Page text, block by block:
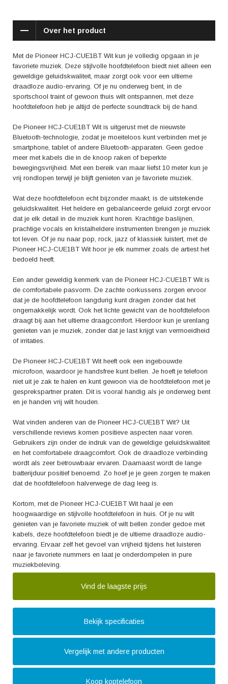
zonder dat je last krijgt van vermoeidheid of irritaties.
De Pioneer HCJ-CUE1BT Wit heeft ook een ingebouwde microfoon,
waardoor je handsfree kunt bellen. Je hoeft je telefoon niet uit je zak te
halen en kunt gewoon via de hoofdtelefoon met je gesprekspartner
praten. Dit is vooral handig als je onderweg bent en je handen vrij wilt
houden.
reviews komen positieve aspecten naar voren. Gebruikers zijn onder de
indruk van de geweldige geluidskwaliteit en het comfortabele
draagcomfort. Ook de draadloze verbinding wordt als zeer betrouwbaar
ervaren. Daarnaast wordt de lange batterijduur positief benoemd. Zo
hoef je je geen zorgen te maken dat de hoofdtelefoon halverwege de
dag leeg is.
Kortom, met de Pioneer HCJ-CUE1BT Wit haal je een hoogwaardige en
stijlvolle hoofdtelefoon in huis. Of je nu wilt genieten van je favoriete
muziek of wilt bellen zonder gedoe met kabels, deze hoofdtelefoon biedt
je de ultieme draadloze audio-ervaring. Ervaar zelf het gevoel van
vrijheid tijdens het luisteren naar je favoriete nummers en laat je
onderdompelen in pure muziekbeleving.
Over het product
Met de Pioneer HCJ-CUE1BT Wit kun je volledig opgaan in je
favoriete muziek. Deze stijlvolle hoofdtelefoon biedt niet alleen een
geweldige geluidskwaliteit, maar zorgt ook voor een ultieme
draadloze audio-ervaring. Of je nu onderweg bent, in de
sportschool traint of gewoon thuis wilt ontspannen, met deze
hoofdtelefoon heb je altijd de perfecte soundtrack bij de hand.
De Pioneer HCJ-CUE1BT Wit is uitgerust met de nieuwste
Bluetooth-technologie, zodat je moeiteloos kunt verbinden met je
smartphone, tablet of andere Bluetooth-apparaten. Geen gedoe
meer met kabels die in de knoop raken of beperkte
bewegingsvrijheid. Met een bereik van maar liefst 10 meter kun je
vrij rondlopen terwijl je blijft genieten van je favoriete muziek.
Wat deze hoofdtelefoon echt bijzonder maakt, is de uitstekende
geluidskwaliteit. Het heldere en gebalanceerde geluid zorgt ervoor
dat je elk detail in de muziek kunt horen. Krachtige baslijnen,
prachtige vocals en kristalheldere instrumenten brengen je muziek
tot leven. Of je nu naar pop, rock, jazz of klassiek luistert, met de
Pioneer HCJ-CUE1BT Wit hoor je elk nummer zoals de artiest het
bedoeld heeft.
Een ander geweldig kenmerk van de Pioneer HCJ-CUE1BT Wit is
de comfortabele pasvorm. De zachte oorkussens zorgen ervoor
dat je de hoofdtelefoon langdurig kunt dragen zonder dat het
ongemakkelijk wordt. Ook het lichte gewicht van de hoofdtelefoon
draagt bij aan het ultieme draagcomfort. Hierdoor kun je urenlang
genieten van je muziek, zonder dat je last krijgt van vermoeidheid
of irritaties.
De Pioneer HCJ-CUE1BT Wit heeft ook een ingebouwde
microfoon, waardoor je handsfree kunt bellen. Je hoeft je telefoon
niet uit je zak te halen en kunt gewoon via de hoofdtelefoon met je
gesprekspartner praten. Dit is vooral handig als je onderweg bent
en je handen vrij wilt houden.
Wat vinden anderen van de Pioneer HCJ-CUE1BT Wit? Uit
verschillende reviews komen positieve aspecten naar voren.
Gebruikers zijn onder de indruk van de geweldige geluidskwaliteit
en het comfortabele draagcomfort. Ook de draadloze verbinding
wordt als zeer betrouwbaar ervaren. Daarnaast wordt de lange
batterijduur positief benoemd. Zo hoef je je geen zorgen te maken
dat de hoofdtelefoon halverwege de dag leeg is.
Kortom, met de Pioneer HCJ-CUE1BT Wit haal je een
hoogwaardige en stijlvolle hoofdtelefoon in huis. Of je nu wilt
genieten van je favoriete muziek of wilt bellen zonder gedoe met
kabels, deze hoofdtelefoon biedt je de ultieme draadloze audio-
ervaring. Ervaar zelf het gevoel van vrijheid tijdens het luisteren
naar je favoriete nummers en laat je onderdompelen in pure
muziekbeleving.
Vind de laagste prijs
Bekijk specificaties
Vergelijk met andere producten
Koop koptelefoon